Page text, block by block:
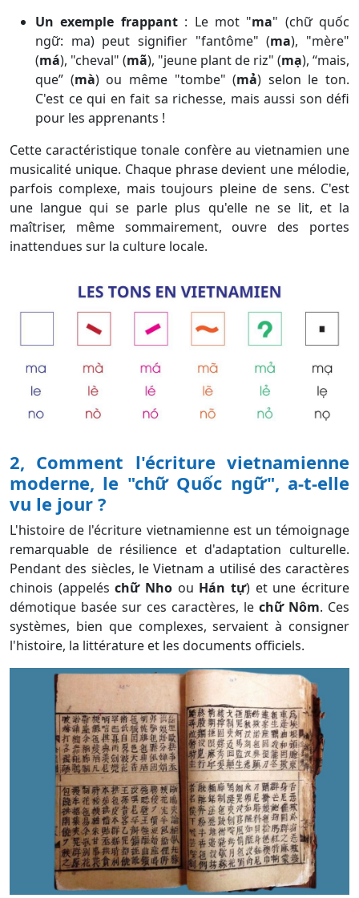
Un exemple frappant: Le mot "ma" (chữ quốc
ngữ: ma) peut signifier "fantôme" (ma), "mère"
(má), "cheval" (mã), "jeune plant de riz" (mạ), “mais,
que” (mà) ou même "tombe" (mả) selon le ton.
C'est ce qui en fait sa richesse, mais aussi son défi
pour les apprenants !
Cette caractéristique tonale confère au vietnamien une
musicalité unique. Chaque phrase devient une mélodie,
parfois complexe, mais toujours pleine de sens. C'est
une langue qui se parle plus qu'elle ne se lit, et la
maîtriser, même sommairement, ouvre des portes
inattendues sur la culture locale.
2, Comment l'écriture vietnamienne
moderne, le "chữ Quốc ngữ", a-t-elle
vu le jour ?
L'histoire de l'écriture vietnamienne est un témoignage
remarquable de résilience et d'adaptation culturelle.
Pendant des siècles, le Vietnam a utilisé des caractères
chinois (appeléschữ Nho ou Hán tự) et une écriture
démotique basée sur ces caractères, le chữ Nôm. Ces
systèmes, bien que complexes, servaient à consigner
l'histoire, la littérature et les documents officiels.